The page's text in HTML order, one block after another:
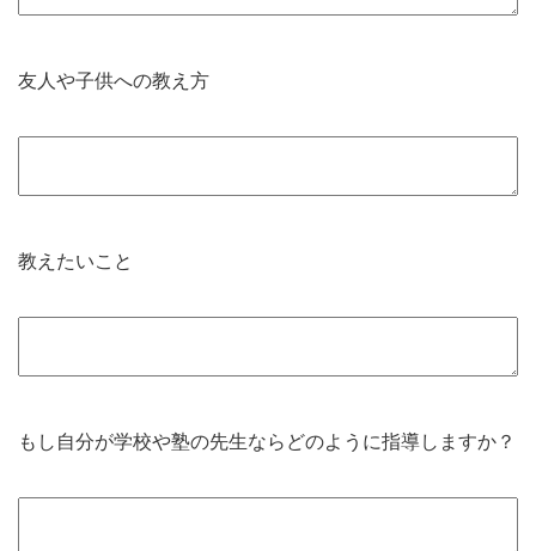
友人や子供への教え方
教えたいこと
もし自分が学校や塾の先生ならどのように指導しますか？